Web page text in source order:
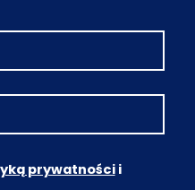
prywatnościi